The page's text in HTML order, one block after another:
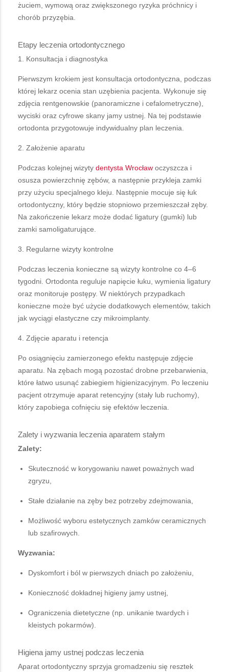
żuciem, wymową oraz zwiększonego ryzyka próchnicy i
chorób przyzębia.
Etapy leczenia ortodontycznego
1. Konsultacja i diagnostyka
Pierwszym krokiem jest konsultacja ortodontyczna, podczas
której lekarz ocenia stan uzębienia pacjenta. Wykonuje się
zdjęcia rentgenowskie (panoramiczne i cefalometryczne),
wyciski oraz cyfrowe skany jamy ustnej. Na tej podstawie
ortodonta przygotowuje indywidualny plan leczenia.
2. Założenie aparatu
Podczas kolejnej wizyty dentysta Wrocław oczyszcza i
osusza powierzchnię zębów, a następnie przykleja zamki
przy użyciu specjalnego kleju. Następnie mocuje się łuk
ortodontyczny, który będzie stopniowo przemieszczał zęby.
Na zakończenie lekarz może dodać ligatury (gumki) lub
zamki samoligaturujące.
3. Regularne wizyty kontrolne
Podczas leczenia konieczne są wizyty kontrolne co 4–6
tygodni. Ortodonta reguluje napięcie łuku, wymienia ligatury
oraz monitoruje postępy. W niektórych przypadkach
konieczne może być użycie dodatkowych elementów, takich
jak wyciągi elastyczne czy mikroimplanty.
4. Zdjęcie aparatu i retencja
Po osiągnięciu zamierzonego efektu następuje zdjęcie
aparatu. Na zębach mogą pozostać drobne przebarwienia,
które łatwo usunąć zabiegiem higienizacyjnym. Po leczeniu
pacjent otrzymuje aparat retencyjny (stały lub ruchomy),
który zapobiega cofnięciu się efektów leczenia.
Zalety i wyzwania leczenia aparatem stałym
Zalety:
Skuteczność w korygowaniu nawet poważnych wad
zgryzu,
Stałe działanie na zęby bez potrzeby zdejmowania,
Możliwość wyboru estetycznych zamków ceramicznych
lub szafirowych.
Wyzwania:
Dyskomfort i ból w pierwszych dniach po założeniu,
Konieczność dokładnej higieny jamy ustnej,
Ograniczenia dietetyczne (np. unikanie twardych i
kleistych pokarmów).
Higiena jamy ustnej podczas leczenia
Aparat ortodontyczny sprzyja gromadzeniu się resztek